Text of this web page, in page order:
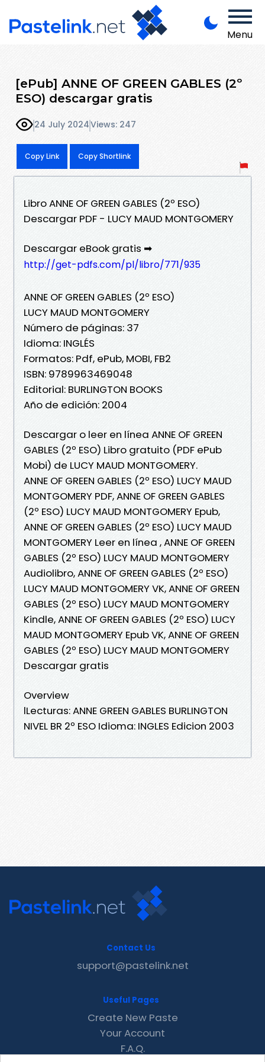
Menu
[ePub] ANNE OF GREEN GABLES (2º
ESO) descargar gratis
24 July 2024Views: 247
Copy Link Copy Shortlink
Libro ANNE OF GREEN GABLES (2º ESO)
Descargar PDF - LUCY MAUD MONTGOMERY
Descargar eBook gratis ➡
http://get-pdfs.com/pl/libro/771/935
ANNE OF GREEN GABLES (2º ESO)
LUCY MAUD MONTGOMERY
Número de páginas: 37
Idioma: INGLÉS
Formatos: Pdf, ePub, MOBI, FB2
ISBN: 9789963469048
Editorial: BURLINGTON BOOKS
Año de edición: 2004
Descargar o leer en línea ANNE OF GREEN
GABLES (2º ESO) Libro gratuito (PDF ePub
Mobi) de LUCY MAUD MONTGOMERY.
ANNE OF GREEN GABLES (2º ESO) LUCY MAUD
MONTGOMERY PDF, ANNE OF GREEN GABLES
(2º ESO) LUCY MAUD MONTGOMERY Epub,
ANNE OF GREEN GABLES (2º ESO) LUCY MAUD
MONTGOMERY Leer en línea , ANNE OF GREEN
GABLES (2º ESO) LUCY MAUD MONTGOMERY
Audiolibro, ANNE OF GREEN GABLES (2º ESO)
LUCY MAUD MONTGOMERY VK, ANNE OF GREEN
GABLES (2º ESO) LUCY MAUD MONTGOMERY
Kindle, ANNE OF GREEN GABLES (2º ESO) LUCY
MAUD MONTGOMERY Epub VK, ANNE OF GREEN
GABLES (2º ESO) LUCY MAUD MONTGOMERY
Descargar gratis
Overview
lLecturas: ANNE GREEN GABLES BURLINGTON
NIVEL BR 2º ESO Idioma: INGLES Edicion 2003
Contact Us
support@pastelink.net
Useful Pages
Create New Paste
Your Account
F.A.Q.